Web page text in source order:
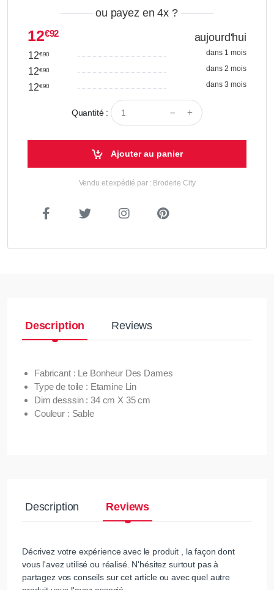
ou payez en 4x ?
12€92 aujourd'hui
12€90 dans 1 mois
12€90 dans 2 mois
12€90 dans 3 mois
Quantité :
Ajouter au panier
Vendu et expédié par : Broderie City
Description Reviews
Fabricant : Le Bonheur Des Dames
Type de toile : Etamine Lin
Dim desssin : 34 cm X 35 cm
Couleur : Sable
Description Reviews
Décrivez votre expérience avec le produit , la façon dont
vous l'avez utilisé ou réalisé. N'hésitez surtout pas à
partagez vos conseils sur cet article ou avec quel autre